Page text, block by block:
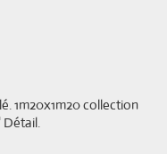
1m20x1m20 collection
Détail.